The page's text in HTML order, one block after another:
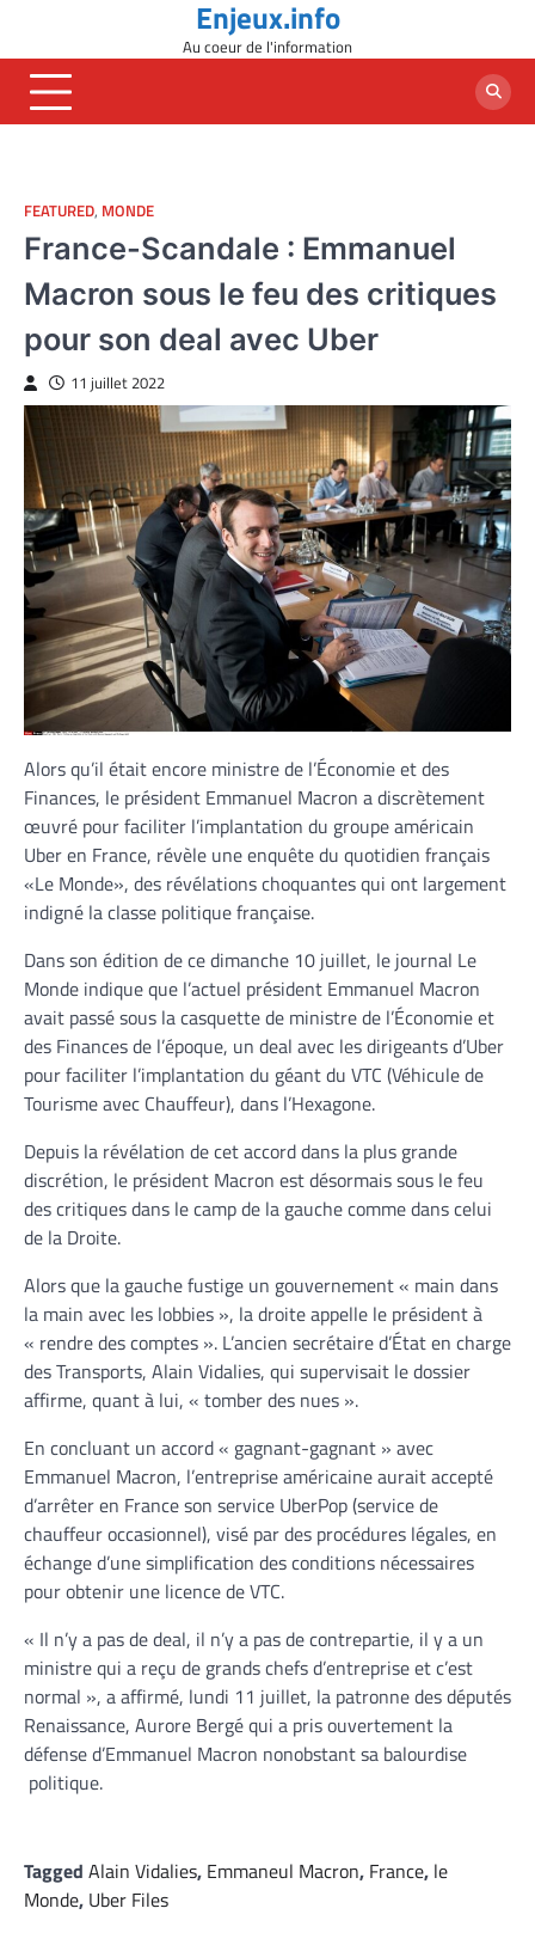
content
Enjeux.info
Au coeur de l'information
FEATURED, MONDE
France-Scandale : Emmanuel
Macron sous le feu des critiques
pour son deal avec Uber
11 juillet 2022
Alors qu’il était encore ministre de l’Économie et des
Finances, le président Emmanuel Macron a discrètement
œuvré pour faciliter l’implantation du groupe américain
Uber en France, révèle une enquête du quotidien français
«Le Monde», des révélations choquantes qui ont largement
indigné la classe politique française.
Dans son édition de ce dimanche 10 juillet, le journal Le
Monde indique que l’actuel président Emmanuel Macron
avait passé sous la casquette de ministre de l’Économie et
des Finances de l’époque, un deal avec les dirigeants d’Uber
pour faciliter l’implantation du géant du VTC (Véhicule de
Tourisme avec Chauffeur), dans l’Hexagone.
Depuis la révélation de cet accord dans la plus grande
discrétion, le président Macron est désormais sous le feu
des critiques dans le camp de la gauche comme dans celui
de la Droite.
Alors que la gauche fustige un gouvernement « main dans
la main avec les lobbies », la droite appelle le président à
« rendre des comptes ». L’ancien secrétaire d’État en charge
des Transports, Alain Vidalies, qui supervisait le dossier
affirme, quant à lui, « tomber des nues ».
En concluant un accord « gagnant-gagnant » avec
Emmanuel Macron, l’entreprise américaine aurait accepté
d’arrêter en France son service UberPop (service de
chauffeur occasionnel), visé par des procédures légales, en
échange d’une simplification des conditions nécessaires
pour obtenir une licence de VTC.
« Il n’y a pas de deal, il n’y a pas de contrepartie, il y a un
ministre qui a reçu de grands chefs d’entreprise et c’est
normal », a affirmé, lundi 11 juillet, la patronne des députés
Renaissance, Aurore Bergé qui a pris ouvertement la
défense d’Emmanuel Macron nonobstant sa balourdise
politique.
Tagged Alain Vidalies, Emmaneul Macron, France, le
Monde, Uber Files